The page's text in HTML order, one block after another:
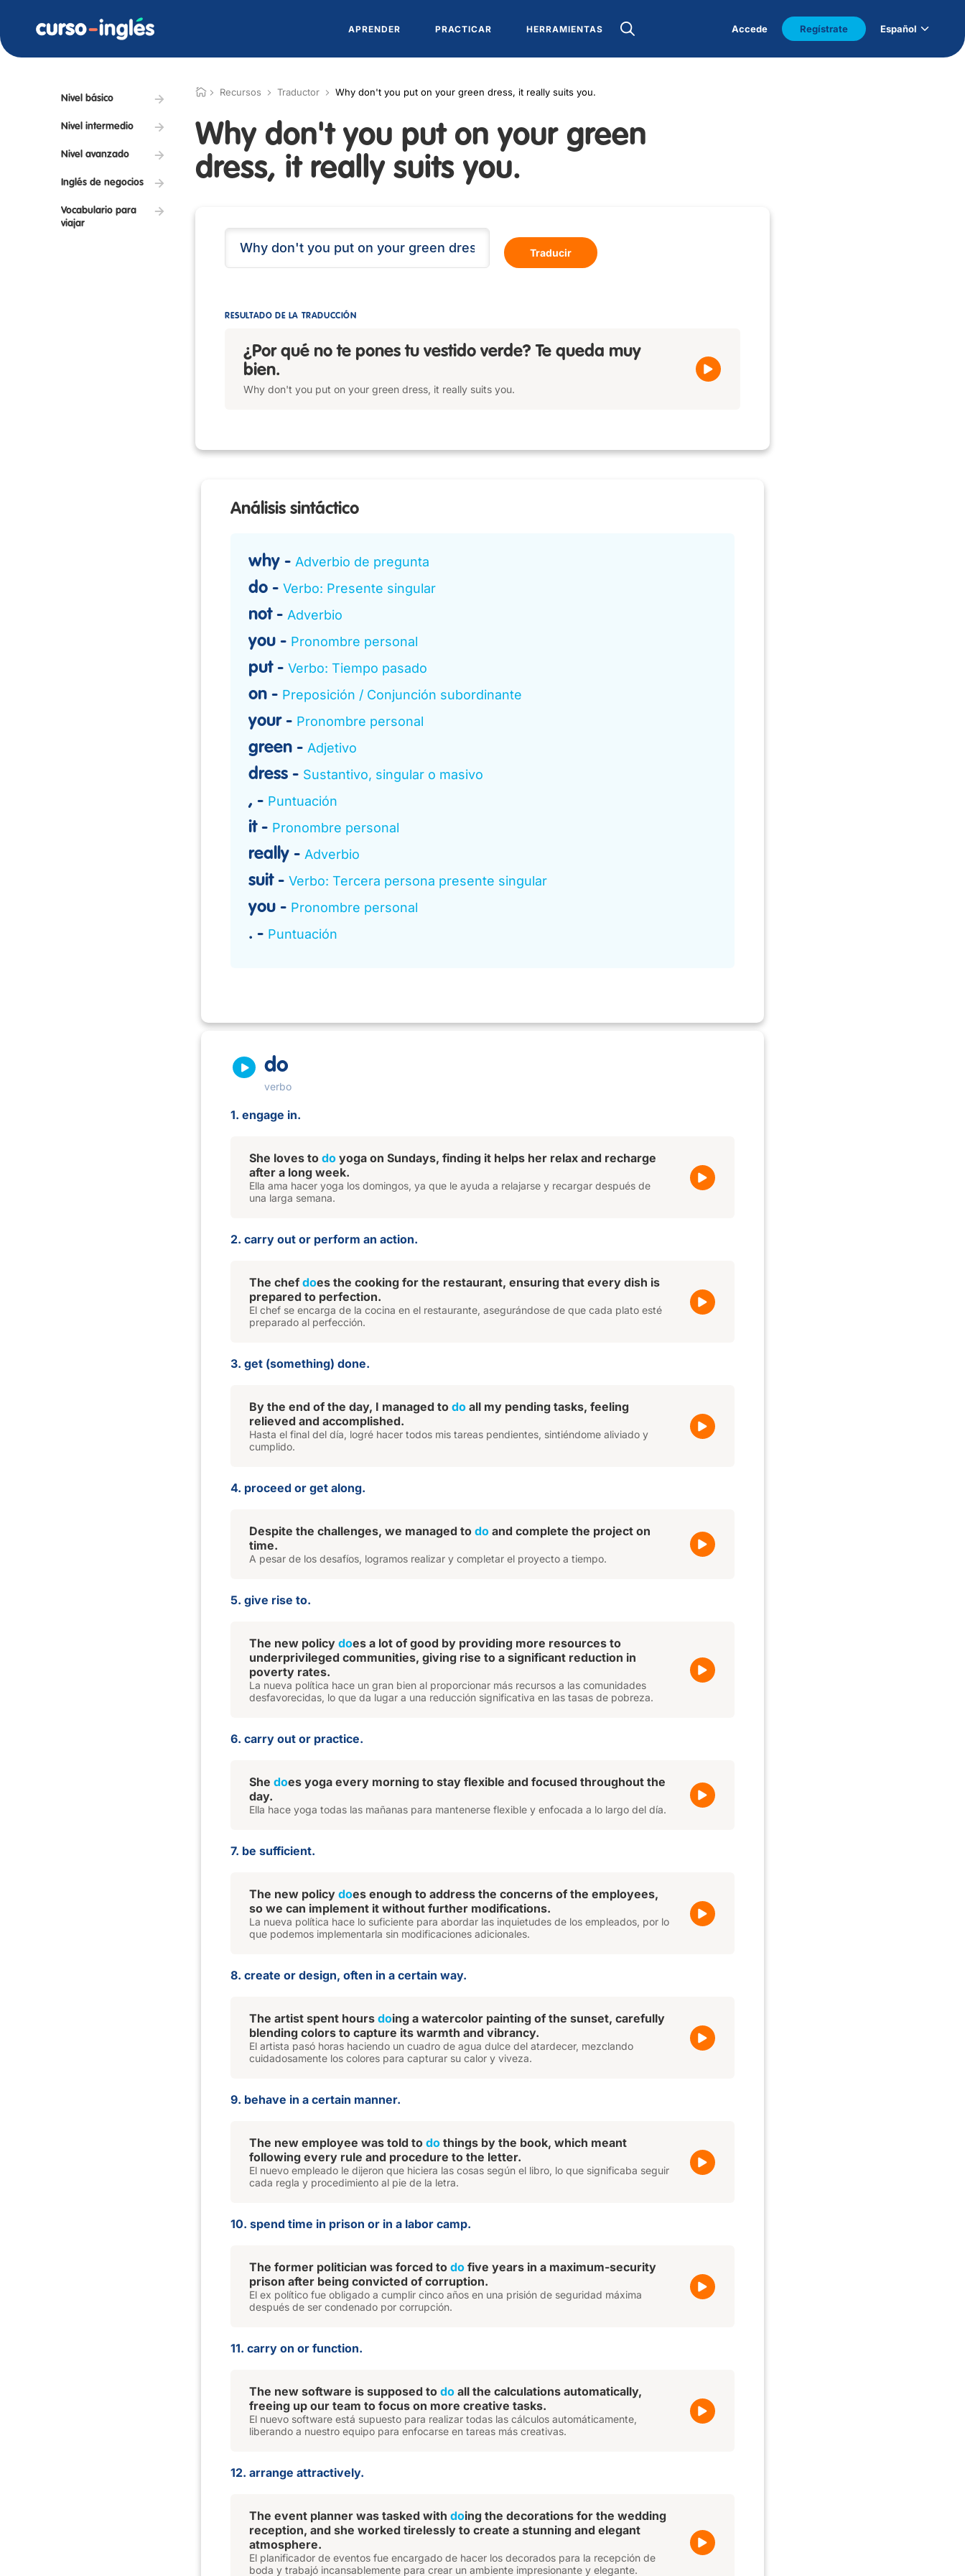
APRENDER PRACTICAR HERRAMIENTAS Accede Regístrate Español
Nivel básico
Nivel intermedio
Nivel avanzado
Inglés de negocios
Vocabulario para
viajar
Recursos Traductor Why don't you put on your green dress, it really suits you.
Why don't you put on your green
dress, it really suits you.
Traducir
RESULTADO DE LA TRADUCCIÓN
¿Por qué no te pones tu vestido verde? Te queda muy
bien.
Why don't you put on your green dress, it really suits you.
Análisis sintáctico
why Adverbio de pregunta
do Verbo: Presente singular
not Adverbio
you Pronombre personal
put Verbo: Tiempo pasado
on Preposición / Conjunción subordinante
your Pronombre personal
green Adjetivo
dress Sustantivo, singular o masivo
, Puntuación
it Pronombre personal
really Adverbio
suit Verbo: Tercera persona presente singular
you Pronombre personal
. Puntuación
do
verbo
1. engage in.
She loves to do yoga on Sundays, finding it helps her relax and recharge
after a long week.
Ella ama hacer yoga los domingos, ya que le ayuda a relajarse y recargar después de
una larga semana.
2. carry out or perform an action.
The chef does the cooking for the restaurant, ensuring that every dish is
prepared to perfection.
El chef se encarga de la cocina en el restaurante, asegurándose de que cada plato esté
preparado al perfección.
3. get (something) done.
By the end of the day, I managed to do all my pending tasks, feeling
relieved and accomplished.
Hasta el final del día, logré hacer todos mis tareas pendientes, sintiéndome aliviado y
cumplido.
4. proceed or get along.
Despite the challenges, we managed to do and complete the project on
time.
A pesar de los desafíos, logramos realizar y completar el proyecto a tiempo.
5. give rise to.
The new policy does a lot of good by providing more resources to
underprivileged communities, giving rise to a significant reduction in
poverty rates.
La nueva política hace un gran bien al proporcionar más recursos a las comunidades
desfavorecidas, lo que da lugar a una reducción significativa en las tasas de pobreza.
6. carry out or practice.
She does yoga every morning to stay flexible and focused throughout the
day.
Ella hace yoga todas las mañanas para mantenerse flexible y enfocada a lo largo del día.
7. be sufficient.
The new policy does enough to address the concerns of the employees,
so we can implement it without further modifications.
La nueva política hace lo suficiente para abordar las inquietudes de los empleados, por lo
que podemos implementarla sin modificaciones adicionales.
8. create or design, often in a certain way.
The artist spent hours doing a watercolor painting of the sunset, carefully
blending colors to capture its warmth and vibrancy.
El artista pasó horas haciendo un cuadro de agua dulce del atardecer, mezclando
cuidadosamente los colores para capturar su calor y viveza.
9. behave in a certain manner.
The new employee was told to do things by the book, which meant
following every rule and procedure to the letter.
El nuevo empleado le dijeron que hiciera las cosas según el libro, lo que significaba seguir
cada regla y procedimiento al pie de la letra.
10. spend time in prison or in a labor camp.
The former politician was forced to do five years in a maximum-security
prison after being convicted of corruption.
El ex político fue obligado a cumplir cinco años en una prisión de seguridad máxima
después de ser condenado por corrupción.
11. carry on or function.
The new software is supposed to do all the calculations automatically,
freeing up our team to focus on more creative tasks.
El nuevo software está supuesto para realizar todas las cálculos automáticamente,
liberando a nuestro equipo para enfocarse en tareas más creativas.
12. arrange attractively.
The event planner was tasked with doing the decorations for the wedding
reception, and she worked tirelessly to create a stunning and elegant
atmosphere.
El planificador de eventos fue encargado de hacer los decorados para la recepción de
boda y trabajó incansablemente para crear un ambiente impresionante y elegante.